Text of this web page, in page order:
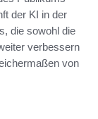
der KI in der
die sowohl die
verbessern
von